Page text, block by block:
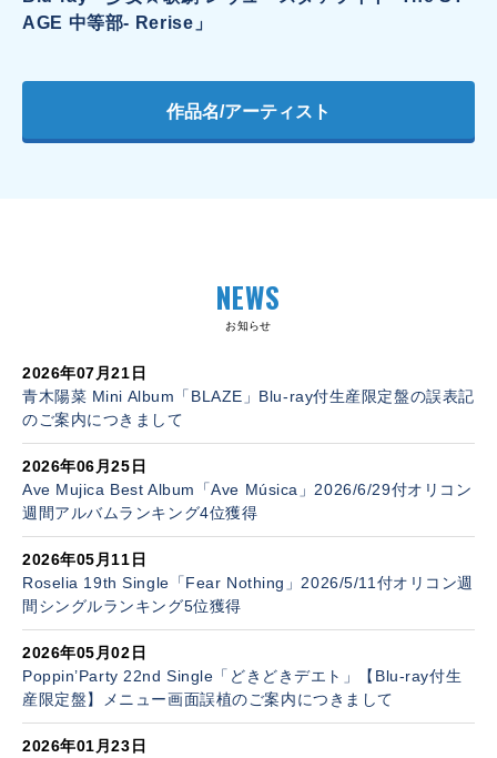
AGE 中等部- Rerise」
作品名/アーティスト
NEWS
お知らせ
2026年07月21日
青木陽菜 Mini Album「BLAZE」Blu-ray付生産限定盤の誤表記
のご案内につきまして
2026年06月25日
Ave Mujica Best Album「Ave Música」2026/6/29付オリコン
週間アルバムランキング4位獲得
2026年05月11日
Roselia 19th Single「Fear Nothing」2026/5/11付オリコン週
間シングルランキング5位獲得
2026年05月02日
Poppin’Party 22nd Single「どきどきデエト」【Blu-ray付生
産限定盤】メニュー画面誤植のご案内につきまして
2026年01月23日